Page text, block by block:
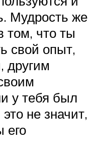
Мудрость же
том, что ты
свой опыт,
другим
у тебя был
не значит,
его